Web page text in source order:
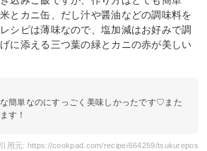
とカニ缶、だし汁や醤油などの調味料を
シピは薄味なので、塩加減はお好みで調
に添える三つ葉の緑とカニの赤が美しい
簡単なのにすっごく美味しかったです♡また
す！
引用元: https://cookpad.com/recipe/664259/tsukurepos